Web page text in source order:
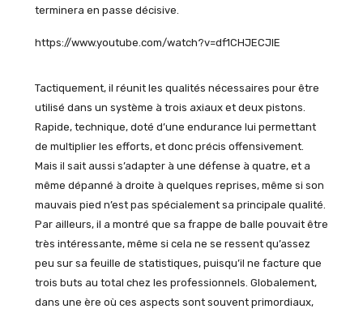
terminera en passe décisive.
https://www.youtube.com/watch?v=df1CHJECJIE
Tactiquement, il réunit les qualités nécessaires pour être
utilisé dans un système à trois axiaux et deux pistons.
Rapide, technique, doté d’une endurance lui permettant
de multiplier les efforts, et donc précis offensivement.
Mais il sait aussi s’adapter à une défense à quatre, et a
même dépanné à droite à quelques reprises, même si son
mauvais pied n’est pas spécialement sa principale qualité.
Par ailleurs, il a montré que sa frappe de balle pouvait être
très intéressante, même si cela ne se ressent qu’assez
peu sur sa feuille de statistiques, puisqu’il ne facture que
trois buts au total chez les professionnels. Globalement,
dans une ère où ces aspects sont souvent primordiaux,